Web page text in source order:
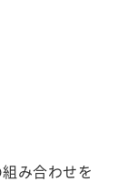
み合わせを